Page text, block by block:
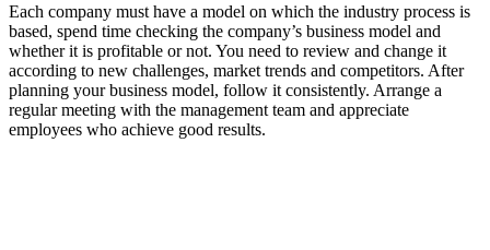
Each company must have a model on which the industry process is
based, spend time checking the company’s business model and
whether it is profitable or not. You need to review and change it
according to new challenges, market trends and competitors. After
planning your business model, follow it consistently. Arrange a
regular meeting with the management team and appreciate
employees who achieve good results.